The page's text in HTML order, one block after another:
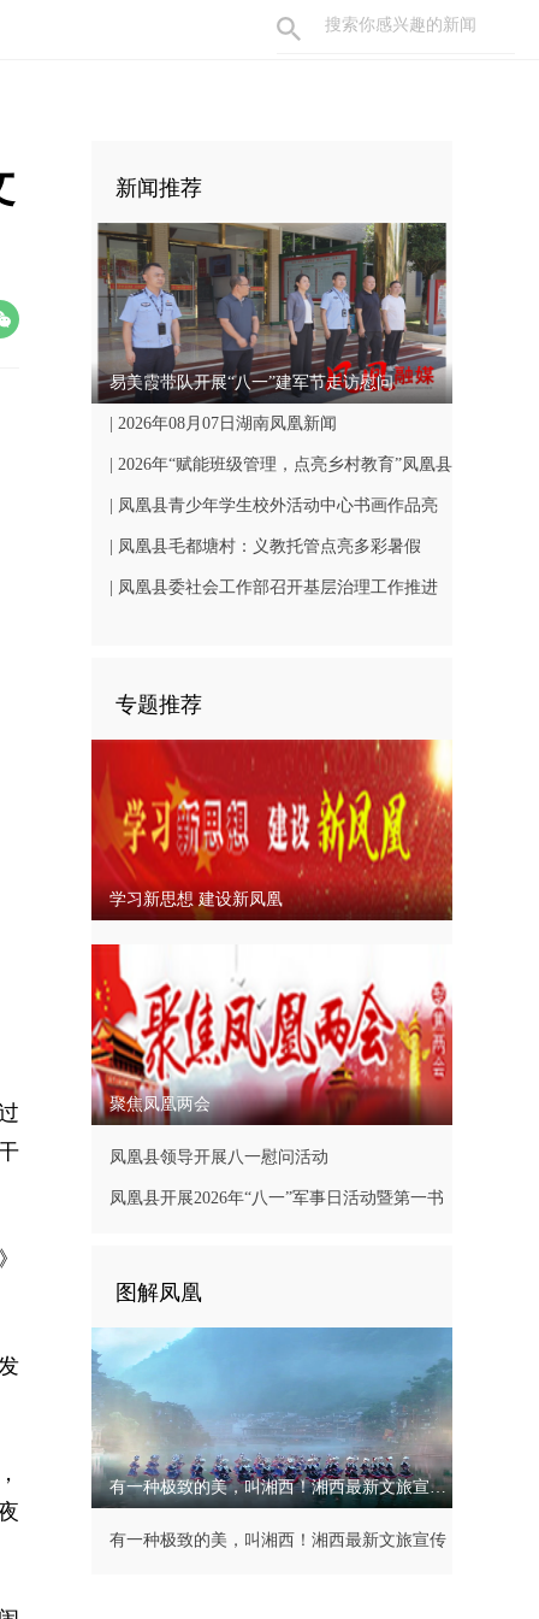
新闻推荐
易美霞带队开展“八一”建军节走访慰问
| 2026年08月07日湖南凤凰新闻
| 2026年“赋能班级管理，点亮乡村教育”凤凰县
中小学骨干班主任国培计划开班仪式顺利举行
（B1402-3）
| 凤凰县青少年学生校外活动中心书画作品亮
相凤凰古城从文广场
| 凤凰县毛都塘村：义教托管点亮多彩暑假
| 凤凰县委社会工作部召开基层治理工作推进
专题推荐
学习新思想 建设新凤凰
聚焦凤凰两会
凤凰县领导开展八一慰问活动
凤凰县开展2026年“八一”军事日活动暨第一书
图解凤凰
有一种极致的美，叫湘西！湘西最新文旅宣传片
有一种极致的美，叫湘西！湘西最新文旅宣传